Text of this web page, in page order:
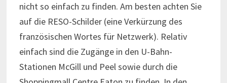
nicht so einfach zu finden. Am besten achten Sie
auf die RESO-Schilder (eine Verkürzung des
französischen Wortes für Netzwerk). Relativ
einfach sind die Zugänge in den U-Bahn-
Stationen McGill und Peel sowie durch die